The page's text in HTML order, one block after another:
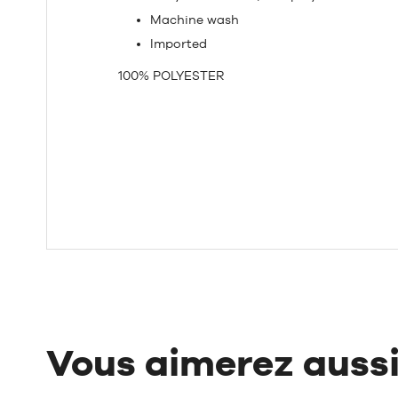
Machine wash
Imported
100% POLYESTER
Vous aimerez